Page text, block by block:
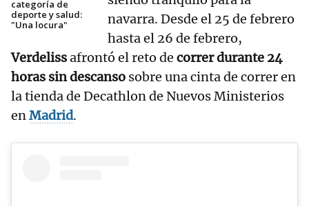
categoría de
deporte y salud:
"Una locura"
navarra. Desde el 25 de febrero
hasta el 26 de febrero,
Verdelissafrontó el reto de correr durante 24
horas sin descanso sobre una cinta de correr en
la tienda de Decathlon de Nuevos Ministerios
enMadrid.